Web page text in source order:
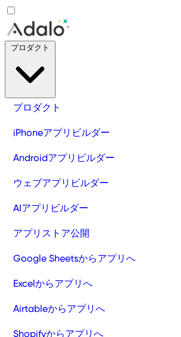
プロダクト
iPhoneアプリビルダー
Androidアプリビルダー
ウェブアプリビルダー
AIアプリビルダー
アプリストア公開
Google Sheetsからアプリへ
Excelからアプリへ
Airtableからアプリへ
Shopifyからアプリへ